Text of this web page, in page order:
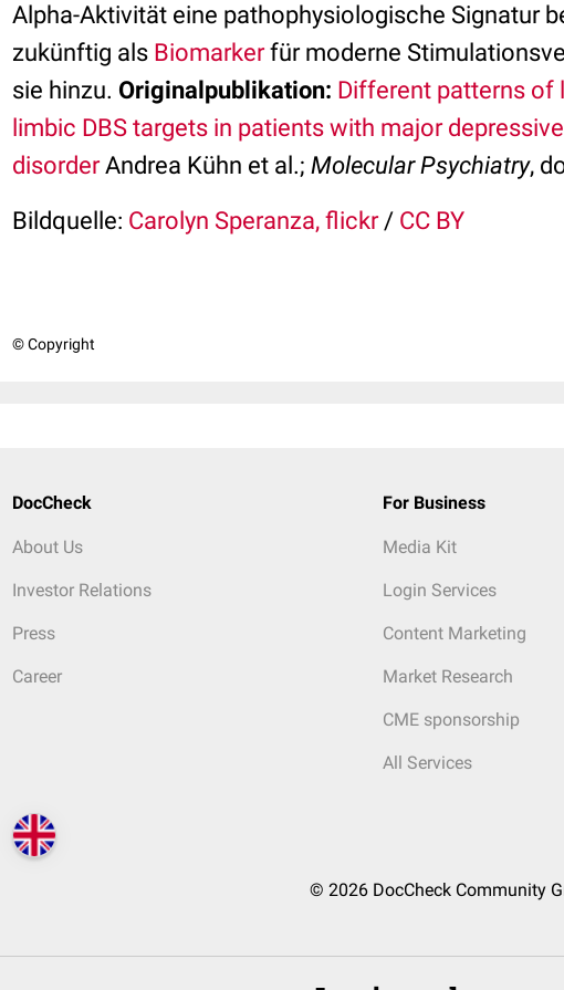
Alpha-Aktivität eine pathophysiologische Signatur
zukünftig als Biomarkerfür moderne
sie hinzu. Originalpublikation: Different patterns of
limbic DBS targets in patients with major
disorderAndrea Kühn et al.; Molecular Psychiatry,
Bildquelle: Carolyn Speranza, flickr/ CC BY
© Copyright
DocCheck
About Us
Investor Relations
Press
Career
For Business
Media Kit
Login Services
Content Marketing
Market Research
CME sponsorship
All Services
© 2026 DocCheck Community